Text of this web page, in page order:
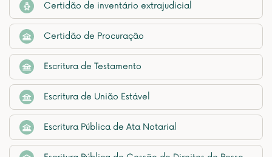
Certidão de inventário extrajudicial
Certidão de Procuração
Escritura de Testamento
Escritura de União Estável
Escritura Pública de Ata Notarial